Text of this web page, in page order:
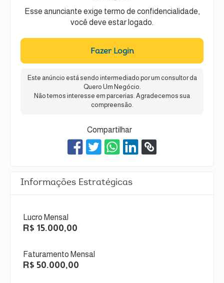
Esse anunciante exige termo de confidencialidade,
você deve estar logado.
Fazer Login
Este anúncio está sendo intermediado por um consultor da
Quero Um Negócio.
Não temos interesse em parcerias. Agradecemos sua
compreensão.
Compartilhar
Informações Estratégicas
Lucro Mensal
R$ 15.000,00
Faturamento Mensal
R$ 50.000,00